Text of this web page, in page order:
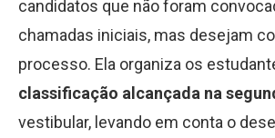
candidatos que não foram
chamadas iniciais, mas desejam
processo. Ela organiza os
classificação alcançada na
vestibular, levando em conta o